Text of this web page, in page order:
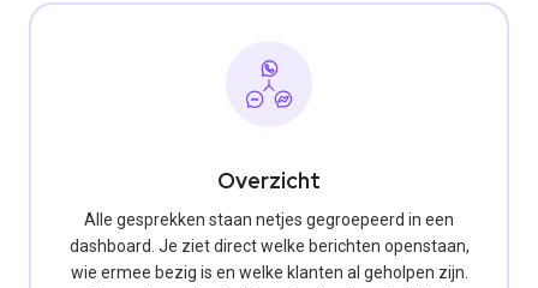
Overzicht
Alle gesprekken staan netjes gegroepeerd in een
dashboard. Je ziet direct welke berichten openstaan,
wie ermee bezig is en welke klanten al geholpen zijn.